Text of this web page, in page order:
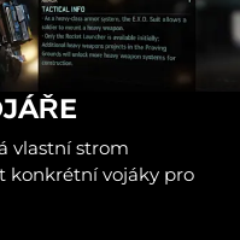
vlastní strom
konkrétní vojáky pro